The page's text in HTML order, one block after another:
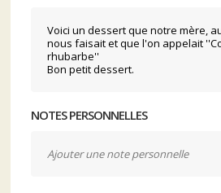
Voici un dessert que notre mère,
nous faisait et que l'on appelait
rhubarbe''
Bon petit dessert.
NOTES PERSONNELLES
Ajouter une note personnelle